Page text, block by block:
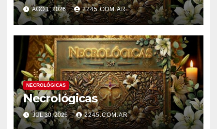
AGO 1, 2026 2245.COM.AR
NECROLÓGICAS
Necrológicas
JUL 30, 2026 2245.COM.AR